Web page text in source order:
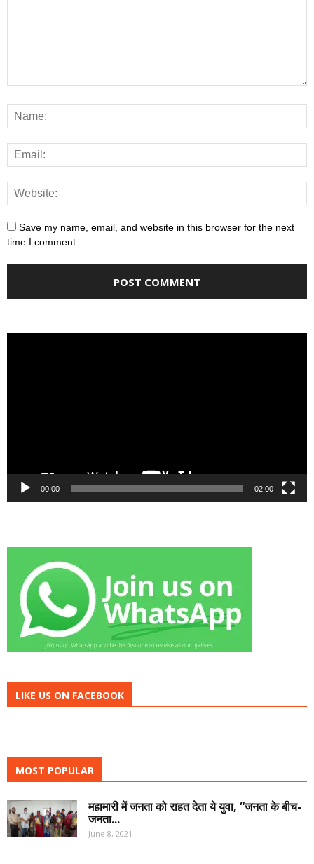
Save my name, email, and website in this browser for the next
time I comment.
00:00 02:00
LIKE US ON FACEBOOK
MOST POPULAR
महामारी में जनता को राहत देता ये युवा, “जनता के बीच-
जनता...
June 8, 2021